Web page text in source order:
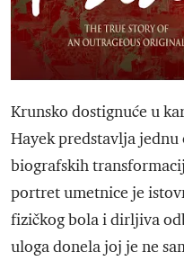
Krunsko dostignuće u
Hayek predstavlja
biografskih
portret umetnice je
fizičkog bola i dirljiva
uloga donela joj je ne